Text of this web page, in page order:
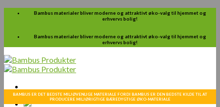
Skip
Bambus materialer bliver moderne og attraktivt øko-valg til hjemmet og
erhvervs bolig!
Bambus materialer bliver moderne og attraktivt øko-valg til hjemmet og
erhvervs bolig!
BAMBUS ER DET BEDSTE MILJØVENLIGE MATERIALE FORDI BAMBUS ER DEN BEDSTE KILDE TIL AT
PRODUCERE MILJØRIGTIGE BÆREDYGTIGE ØKO-MATERIALE